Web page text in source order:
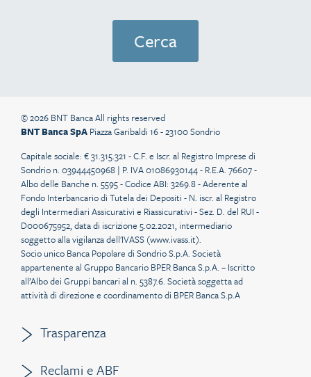
© 2026 BNT Banca All rights reserved
BNT Banca SpA Piazza Garibaldi 16 - 23100 Sondrio
Capitale sociale: € 31.315.321 - C.F. e Iscr. al Registro Imprese di
Sondrio n. 03944450968 | P. IVA 01086930144 - R.E.A. 76607 -
Albo delle Banche n. 5595 - Codice ABI: 3269.8 - Aderente al
Fondo Interbancario di Tutela dei Depositi - N. iscr. al Registro
degli Intermediari Assicurativi e Riassicurativi - Sez. D. del RUI -
D000675952, data di iscrizione 5.02.2021, intermediario
soggetto alla vigilanza dell'IVASS (www.ivass.it).
Socio unico Banca Popolare di Sondrio S.p.A. Società
appartenente al Gruppo Bancario BPER Banca S.p.A. – Iscritto
all’Albo dei Gruppi bancari al n. 5387.6. Società soggetta ad
attività di direzione e coordinamento di BPER Banca S.p.A
Trasparenza
Reclami e ABF